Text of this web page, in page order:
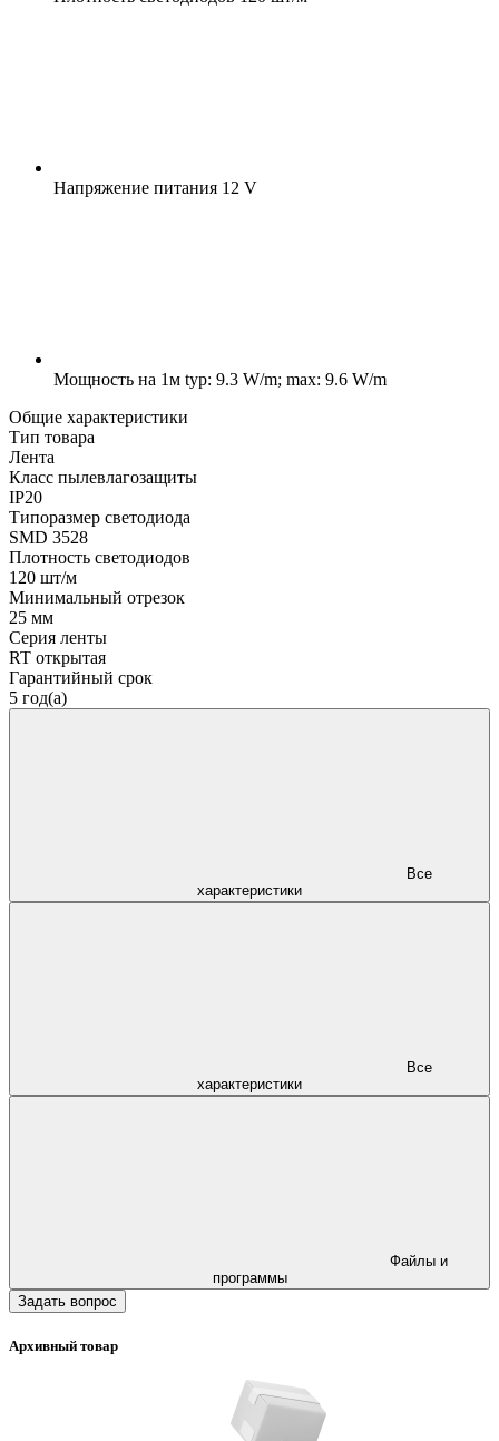
Напряжение питания 12 V
Мощность на 1м typ: 9.3 W/m; max: 9.6 W/m
Общие характеристики
Тип товара
Лента
Класс пылевлагозащиты
IP20
Типоразмер светодиода
SMD 3528
Плотность светодиодов
120 шт/м
Минимальный отрезок
25 мм
Серия ленты
RT открытая
Гарантийный срок
5 год(а)
характеристики
характеристики
программы
Задать вопрос
Архивный товар